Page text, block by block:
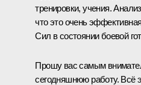
тренировки, учения.
что это очень
Сил в состоянии боевой
Прошу вас самым
сегодняшнюю работу. Всё